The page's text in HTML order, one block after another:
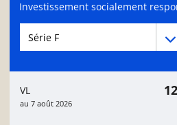
Page
Investissement socialement
Menu déroulant des séries du
Menu déroulant des séries du
VL
au 7 août 2026